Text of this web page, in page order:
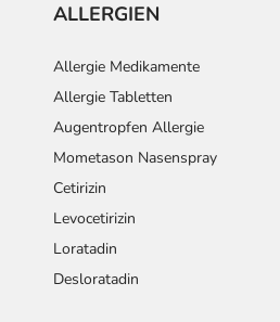
ALLERGIEN
Allergie Medikamente
Allergie Tabletten
Augentropfen Allergie
Mometason Nasenspray
Cetirizin
Levocetirizin
Loratadin
Desloratadin